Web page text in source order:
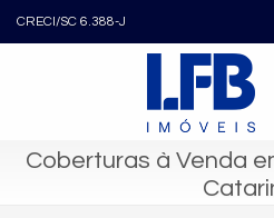
CRECI/SC 6.388-J
Coberturas à Venda